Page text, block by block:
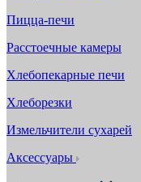
Пицца-печи
Расстоечные камеры
Хлебопекарные печи
Хлеборезки
Измельчители сухарей
Аксессуары